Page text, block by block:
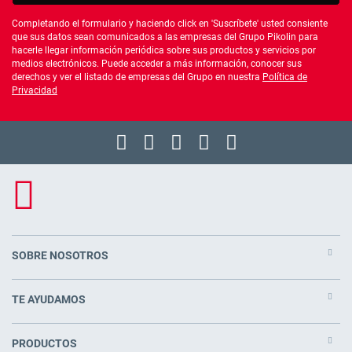
Completando el formulario y haciendo click en 'Suscríbete' usted consiente
que sus datos sean comunicados a las empresas del Grupo Pikolin para
hacerle llegar información periódica sobre sus productos y servicios por
medios electrónicos. Puede acceder a más información, conocer sus
derechos y ver el listado de empresas del Grupo en nuestra Política de
Privacidad
SOBRE NOSOTROS
TE AYUDAMOS
PRODUCTOS